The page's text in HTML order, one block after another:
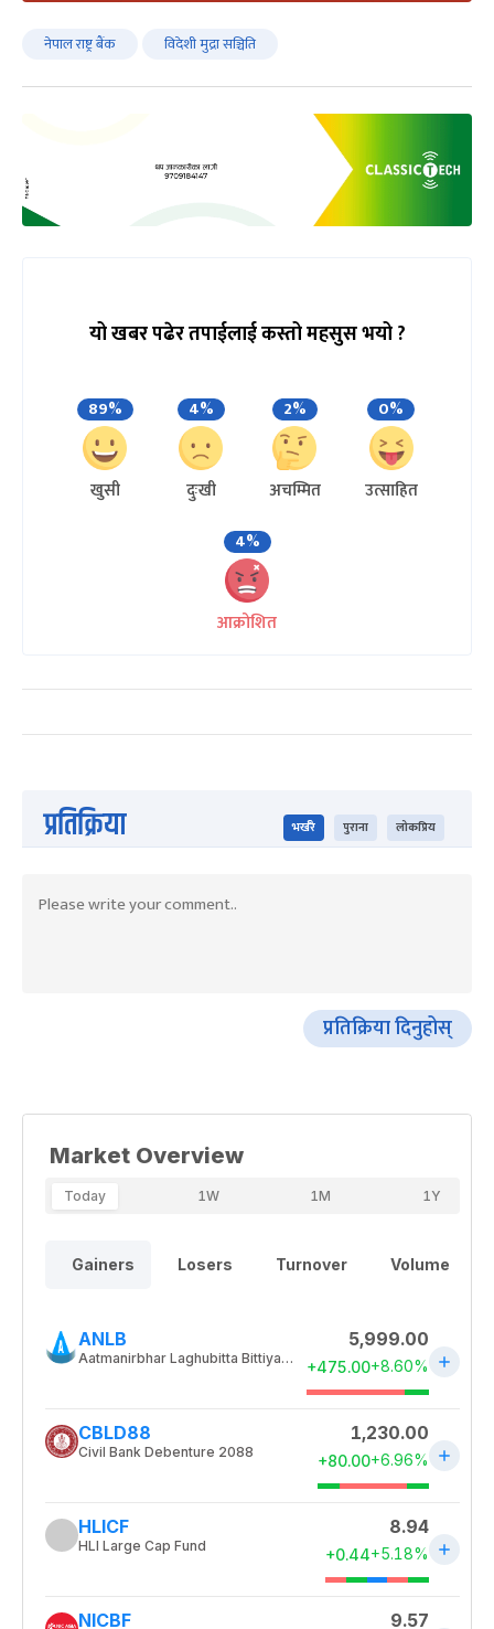
नेपाल राष्ट्र बैंक विदेशी मुद्रा सञ्चिति
यो खबर पढेर तपाईलाई कस्तो महसुस भयो ?
89%
खुसी
4%
दुःखी
2%
अचम्मित
0%
उत्साहित
4%
आक्रोशित
प्रतिक्रिया भर्खरै पुराना लोकप्रिय
प्रतिक्रिया दिनुहोस्